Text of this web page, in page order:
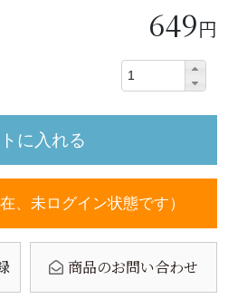
649円
在、未ログイン状態です）
商品のお問い合わせ